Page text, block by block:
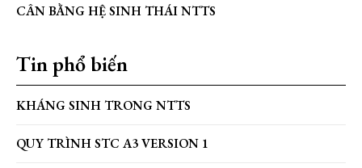
CÂN BẰNG HỆ SINH THÁI NTTS
Tin phổ biến
KHÁNG SINH TRONG NTTS
QUY TRÌNH STC A3 VERSION 1